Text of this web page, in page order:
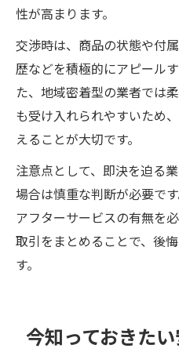
性が高まります。
交渉時は、商品の状態や付
歴などを積極的にアピール
た、地域密着型の業者では
も受け入れられやすいため
えることが大切です。
注意点として、即決を迫る
場合は慎重な判断が必要で
アフターサービスの有無を
取引をまとめることで、後
す。
今知っておきた